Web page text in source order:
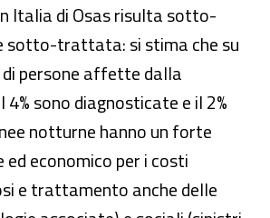
Italia di Osas risulta sotto-
sotto-trattata: si stima che su
persone affette dalla
4% sono diagnosticate e il 2%
notturne hanno un forte
economico per i costi
e trattamento anche delle